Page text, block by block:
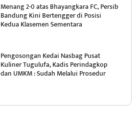
Menang 2-0 atas Bhayangkara FC, Persib
Bandung Kini Bertengger di Posisi
Kedua Klasemen Sementara
Pengosongan Kedai Nasbag Pusat
Kuliner Tugulufa, Kadis Perindagkop
dan UMKM : Sudah Melalui Prosedur